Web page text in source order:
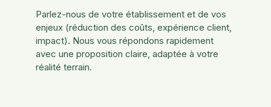
Parlez-nous de votre établissement et de vos
enjeux (réduction des coûts, expérience client,
impact). Nous vous répondons rapidement
avec une proposition claire, adaptée à votre
réalité terrain.